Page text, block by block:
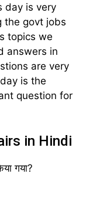
day is very
the govt jobs
topics we
answers in
are very
is the
question for
in Hindi
गया?